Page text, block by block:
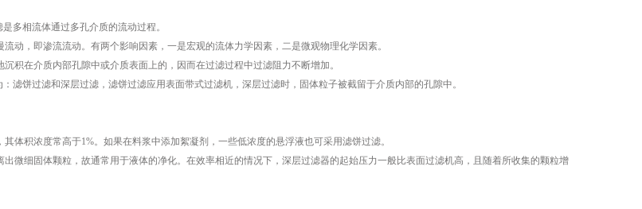
多相流体通过多孔介质的流动过程。
动，即渗流流动。有两个影响因素，一是宏观的流体力学因素，二是微观物理化学因素。
积在介质内部孔隙中或介质表面上的，因而在过滤过程中过滤阻力不断增加。
滤饼过滤和深层过滤，滤饼过滤应用表面带式过滤机，深层过滤时，固体粒子被截留于介质内部的孔隙中。
体积浓度常高于1%。如果在料浆中添加絮凝剂，一些低浓度的悬浮液也可采用滤饼过滤。
微细固体颗粒，故通常用于液体的净化。在效率相近的情况下，深层过滤器的起始压力一般比表面过滤机高，且随着所收集的颗粒增